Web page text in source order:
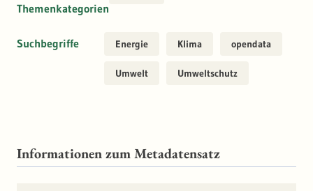
Themenkategorien
Suchbegriffe Energie Klima opendata
Umwelt Umweltschutz
Informationen zum Metadatensatz